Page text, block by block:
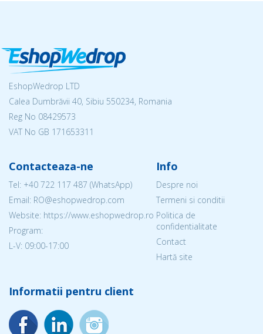
EshopWedrop LTD
Calea Dumbrăvii 40, Sibiu 550234, Romania
Reg No 08429573
VAT No GB 171653311
Contacteaza-ne
Tel: +40 722 117 487 (WhatsApp)
Email: RO@eshopwedrop.com
Website: https://www.eshopwedrop.ro
Program:
L-V: 09:00-17:00
Info
Despre noi
Termeni si conditii
Politica de
confidentialitate
Contact
Hartă site
Informatii pentru client